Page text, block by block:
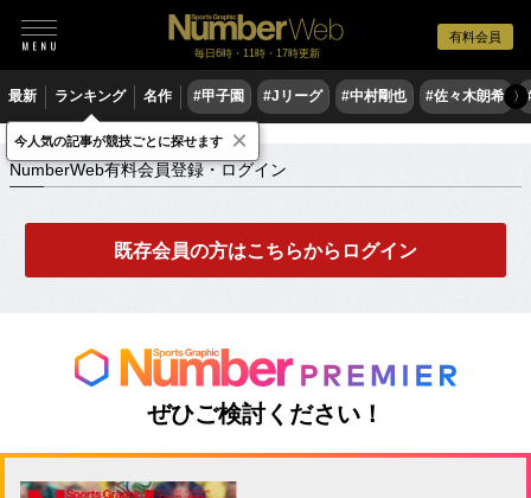
有料会員
毎日6時・11時・17時更新
最新 ランキング 名作 #甲子園 #Jリーグ #中村剛也 #佐々木朗希 〉
NumberWeb有料会員登録・ログイン
NumberWeb有料会員登録・ログイン
既存会員の方はこちらからログイン
ぜひご検討ください！
今人気の記事が競技ごとに探せます ×